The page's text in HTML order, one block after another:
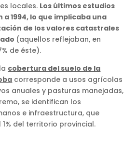
locales. Los últimos estudios
1994, lo que implicaba una
de los valores catastrales
(aquellos reflejaban, en
de éste).
cobertura del suelo de la
corresponde a usos agrícolas
anuales y pasturas manejadas,
se identifican los
e infraestructura, que
del territorio provincial.